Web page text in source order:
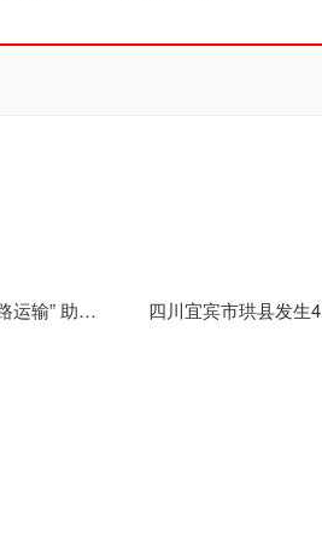
“跨境电商+铁路运输” 助力云南跨境电商商品快速通关